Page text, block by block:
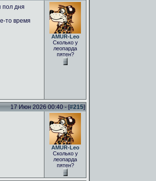
пол дня
то время
AMUR-Leo
Сколько у
леопарда
пятен?
17 Июн 2026 00:40 - [#215]
AMUR-Leo
Сколько у
леопарда
пятен?